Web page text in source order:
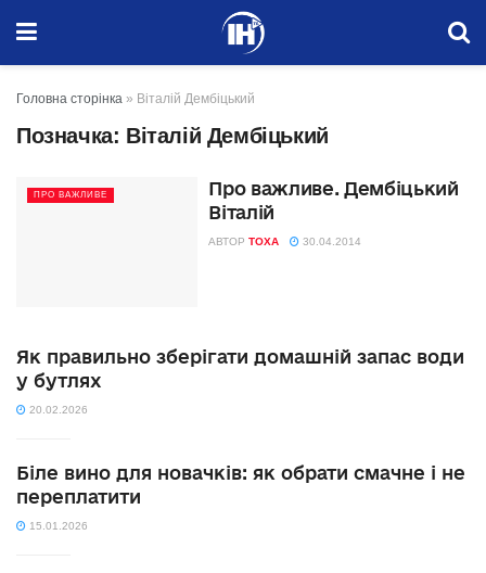
Головна сторінка » Віталій Дембіцький
Позначка: Віталій Дембіцький
ПРО ВАЖЛИВЕ
Про важливе. Дембіцький
Віталій
АВТОР TOXA 30.04.2014
Як правильно зберігати домашній запас води
у бутлях
20.02.2026
Біле вино для новачків: як обрати смачне і не
переплатити
15.01.2026